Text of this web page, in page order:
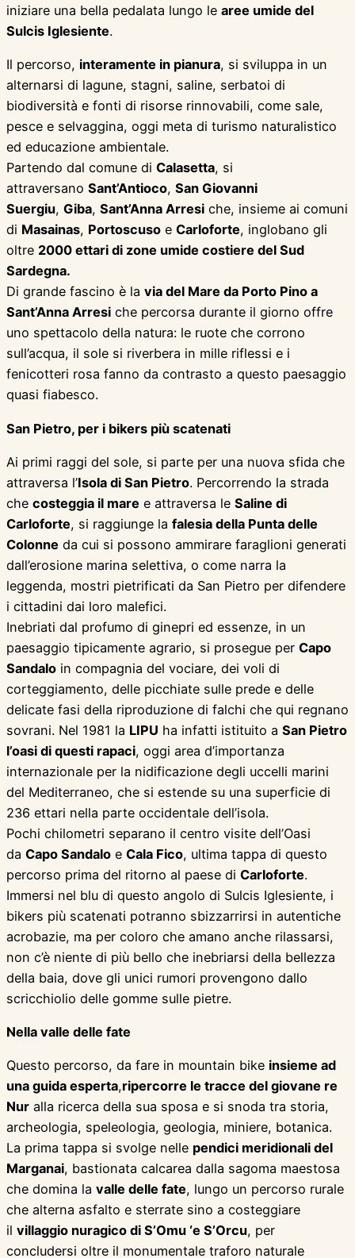
iniziare una bella pedalata lungo le aree umide del
Sulcis Iglesiente.
Il percorso, interamente in pianura, si sviluppa in un
alternarsi di lagune, stagni, saline, serbatoi di
biodiversità e fonti di risorse rinnovabili, come sale,
pesce e selvaggina, oggi meta di turismo naturalistico
ed educazione ambientale.
Partendo dal comune di Calasetta, si
attraversano Sant’Antioco, San Giovanni
Suergiu, Giba, Sant’Anna Arresi che, insieme ai comuni
di Masainas, Portoscuso e Carloforte, inglobano gli
oltre 2000 ettari di zone umide costiere del Sud
Sardegna.
Di grande fascino è la via del Mare da Porto Pino a
Sant’Anna Arresi che percorsa durante il giorno offre
uno spettacolo della natura: le ruote che corrono
sull’acqua, il sole si riverbera in mille riflessi e i
fenicotteri rosa fanno da contrasto a questo paesaggio
quasi fiabesco.
San Pietro, per i bikers più scatenati
Ai primi raggi del sole, si parte per una nuova sfida che
attraversa l’Isola di San Pietro. Percorrendo la strada
che costeggia il mare e attraversa le Saline di
Carloforte, si raggiunge la falesia della Punta delle
Colonne da cui si possono ammirare faraglioni generati
dall’erosione marina selettiva, o come narra la
leggenda, mostri pietrificati da San Pietro per difendere
i cittadini dai loro malefici.
Inebriati dal profumo di ginepri ed essenze, in un
paesaggio tipicamente agrario, si prosegue per Capo
Sandalo in compagnia del vociare, dei voli di
corteggiamento, delle picchiate sulle prede e delle
delicate fasi della riproduzione di falchi che qui regnano
sovrani. Nel 1981 la LIPU ha infatti istituito a San Pietro
l’oasi di questi rapaci, oggi area d’importanza
internazionale per la nidificazione degli uccelli marini
del Mediterraneo, che si estende su una superficie di
236 ettari nella parte occidentale dell’isola.
Pochi chilometri separano il centro visite dell’Oasi
da Capo Sandalo e Cala Fico, ultima tappa di questo
percorso prima del ritorno al paese di Carloforte.
Immersi nel blu di questo angolo di Sulcis Iglesiente, i
bikers più scatenati potranno sbizzarrirsi in autentiche
acrobazie, ma per coloro che amano anche rilassarsi,
non c’è niente di più bello che inebriarsi della bellezza
della baia, dove gli unici rumori provengono dallo
scricchiolio delle gomme sulle pietre.
Nella valle delle fate
Questo percorso, da fare in mountain bike insieme ad
una guida esperta,ripercorre le tracce del giovane re
Nur alla ricerca della sua sposa e si snoda tra storia,
archeologia, speleologia, geologia, miniere, botanica.
La prima tappa si svolge nelle pendici meridionali del
Marganai, bastionata calcarea dalla sagoma maestosa
che domina la valle delle fate, lungo un percorso rurale
che alterna asfalto e sterrate sino a costeggiare
il villaggio nuragico di S’Omu ‘e S’Orcu, per
concludersi oltre il monumentale traforo naturale